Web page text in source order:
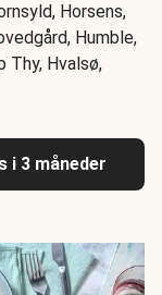
Horsens,
Humble,
Thy, Hvalsø,
i 3 måneder